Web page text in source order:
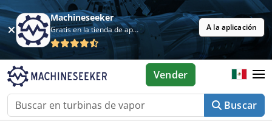
Machineseeker
Gratis en la tienda de aplicaciones A la aplicación
Buscar
Vender